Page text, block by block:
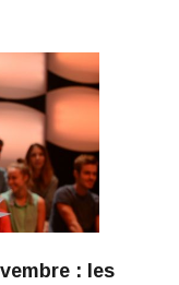
: les